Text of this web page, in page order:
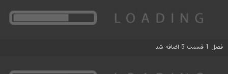
فصل 1 قسمت 5 اضافه شد